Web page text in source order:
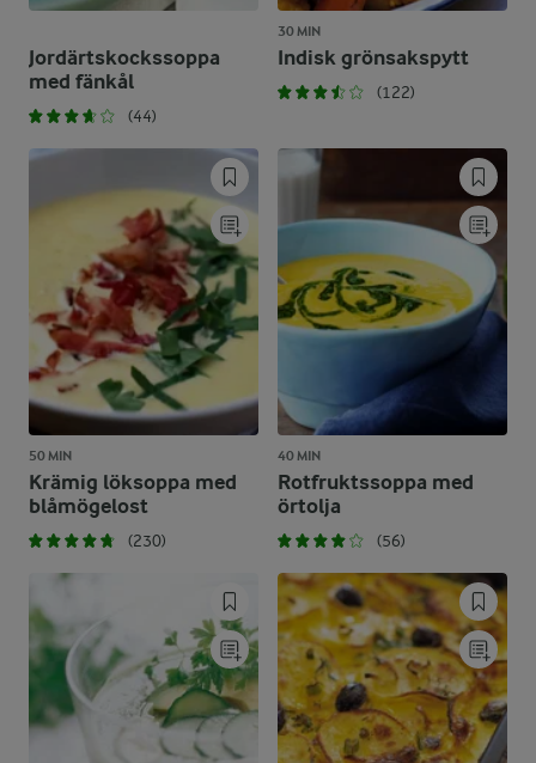
Jordärtskockssoppa
med fänkål
(44)
30 MIN
Indisk grönsakspytt
(122)
50 MIN
Krämig löksoppa med
blåmögelost
(230)
40 MIN
Rotfruktssoppa med
örtolja
(56)